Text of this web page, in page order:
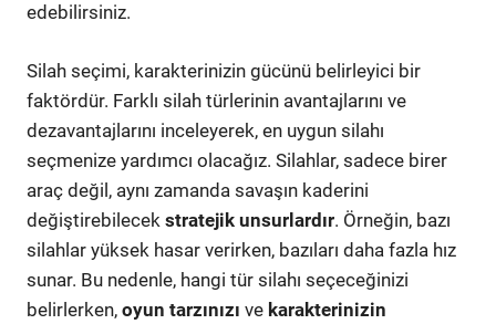
edebilirsiniz.
Silah seçimi, karakterinizin gücünü belirleyici bir
faktördür. Farklı silah türlerinin avantajlarını ve
dezavantajlarını inceleyerek, en uygun silahı
seçmenize yardımcı olacağız. Silahlar, sadece birer
araç değil, aynı zamanda savaşın kaderini
değiştirebilecek stratejik unsurlardır. Örneğin, bazı
silahlar yüksek hasar verirken, bazıları daha fazla hız
sunar. Bu nedenle, hangi tür silahı seçeceğinizi
belirlerken, oyun tarzınızı ve karakterinizin